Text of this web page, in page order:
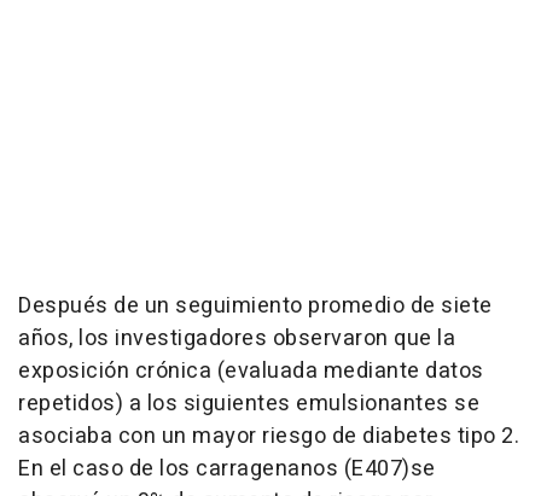
Después de un seguimiento promedio de siete
años, los investigadores observaron que la
exposición crónica (evaluada mediante datos
repetidos) a los siguientes emulsionantes se
asociaba con un mayor riesgo de diabetes tipo 2.
En el caso de los carragenanos (E407)se